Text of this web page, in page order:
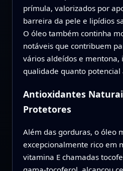
prímula, valorizados por
barreira da pele e lipídios
O óleo também continha
notáveis que contribuem
vários aldeídos e mentona,
qualidade quanto potencial
Antioxidantes
Protetores
Além das gorduras, o óleo
excepcionalmente rico em
vitamina E chamadas